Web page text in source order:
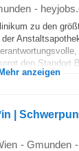
-
zu den
den Standort
Mehr anzeigen
|
- Gmunden -